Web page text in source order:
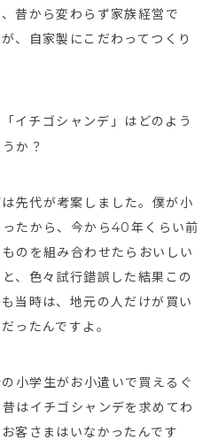
昔から変わらず家族経営で
、自家製にこだわってつくり
イチゴシャンデ」はどのよう
か？
先代が考案しました。僕が小
たから、今から40年くらい前
のを組み合わせたらおいしい
、色々試行錯誤した結果この
当時は、地元の人だけが買い
ったんですよ。
小学生がお小遣いで買えるぐ
はイチゴシャンデを求めてわ
客さまはいなかったんです